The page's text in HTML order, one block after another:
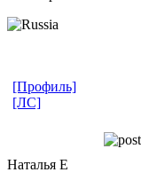
[Профиль]
[ЛС]
Наталья Е